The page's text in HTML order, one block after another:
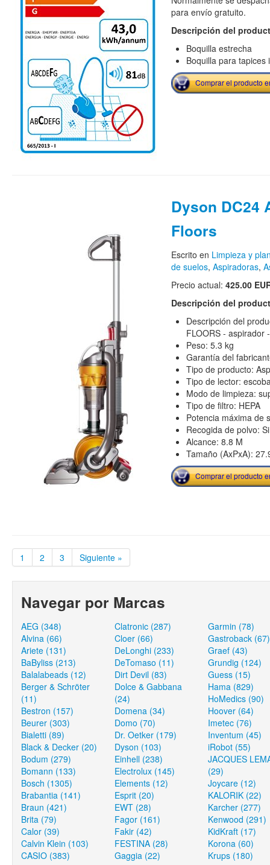
para envío gratuito.
Descripción del
Boquilla estrecha
Boquilla para tapices
Comprar el producto
Dyson DC24
Floors
Escrito en Limpieza y
de suelos, Aspiradoras,
Precio actual: 425.00
Descripción del
Descripción del
FLOORS - aspirador
Peso: 5.3 kg
Garantía del
Tipo de producto:
Tipo de lector:
Modo de limpieza:
Tipo de filtro: HEPA
Potencia máxima de
Recogida de polvo:
Alcance: 8.8 M
Tamaño (AxPxA):
Comprar el producto
1 2 3 Siguiente »
Navegar por Marcas
AEG (348)
Alvina (66)
Ariete (131)
BaByliss (213)
Balalabeads (12)
Berger & Schröter
(11)
Bestron (157)
Beurer (303)
Bialetti (89)
Black & Decker (20)
Bodum (279)
Bomann (133)
Bosch (1305)
Brabantia (141)
Braun (421)
Brita (79)
Calor (39)
Calvin Klein (103)
CASIO (383)
Clatronic (287)
Cloer (66)
DeLonghi (233)
DeTomaso (11)
Dirt Devil (83)
Dolce & Gabbana
(24)
Domena (34)
Domo (70)
Dr. Oetker (179)
Dyson (103)
Einhell (238)
Electrolux (145)
Elements (12)
Esprit (20)
EWT (28)
Fagor (161)
Fakir (42)
FESTINA (28)
Gaggia (22)
Garmin (78)
Gastroback (67)
Graef (43)
Grundig (124)
Guess (15)
Hama (829)
HoMedics (90)
Hoover (64)
Imetec (76)
Inventum (45)
iRobot (55)
JACQUES
(29)
Joycare (12)
KALORIK (22)
Karcher (277)
Kenwood (291)
KidKraft (17)
Korona (60)
Krups (180)